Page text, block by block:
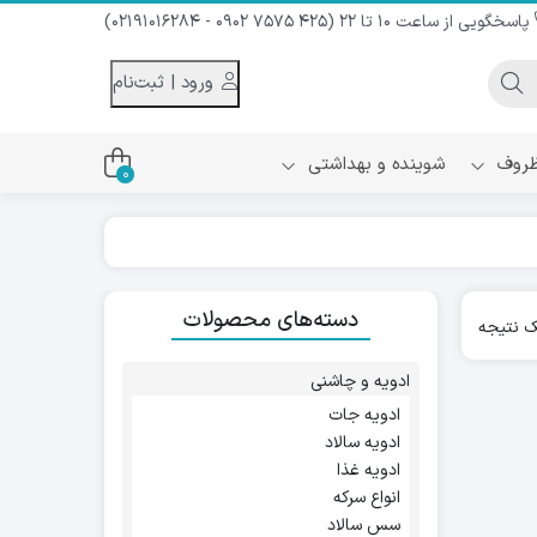
پاسخگویی از ساعت 10 تا 22 (425 7575 0902 - 02191016284)
سرد
شوینده و بهداشتی 0
نتیجه دسته‌های محصولات
ادویه و چاشنی
ادویه جات
ادویه سالاد
ادویه غذا
انواع سرکه
سس سالاد